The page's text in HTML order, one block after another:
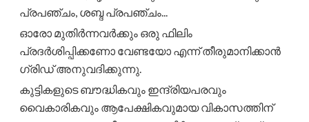
പ്രപഞ്ചം, ശബ്ദ പ്രപഞ്ചം...
ഓരോ മുതിർന്നവർക്കും ഒരു ഫിലിം
പ്രദർശിപ്പിക്കണോ വേണ്ടയോ എന്ന് തീരുമാനിക്കാൻ
ഗ്രിഡ് അനുവദിക്കുന്നു.
കുട്ടികളുടെ ബൗദ്ധികവും ഇന്ദ്രിയപരവും
വൈകാരികവും ആപേക്ഷികവുമായ വികാസത്തിന്